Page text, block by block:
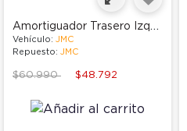
Amortiguador Trasero Izquierdo O Derecho
Vehículo: JMC
Repuesto: JMC
Price reduced from
$60.990to $48.792